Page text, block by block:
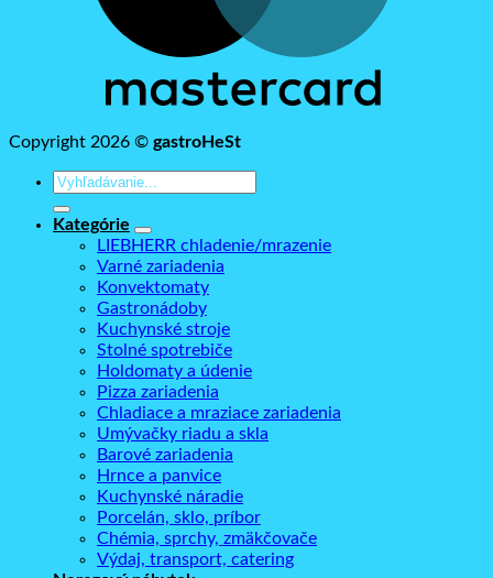
Copyright 2026 © gastroHeSt
Hľadať:
Kategórie
LIEBHERR chladenie/mrazenie
Varné zariadenia
Konvektomaty
Gastronádoby
Kuchynské stroje
Stolné spotrebiče
Holdomaty a údenie
Pizza zariadenia
Chladiace a mraziace zariadenia
Umývačky riadu a skla
Barové zariadenia
Hrnce a panvice
Kuchynské náradie
Porcelán, sklo, príbor
Chémia, sprchy, zmäkčovače
Výdaj, transport, catering